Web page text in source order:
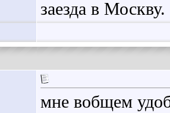
заезда в
мне вобщем